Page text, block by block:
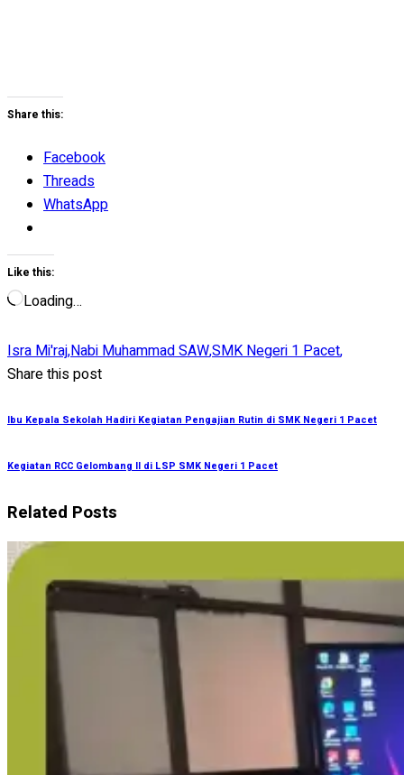
Share this:
Facebook
Threads
WhatsApp
Like this:
Loading…
Isra Mi'raj,Nabi Muhammad SAW,SMK Negeri 1 Pacet,
Share this post
Ibu Kepala Sekolah Hadiri Kegiatan Pengajian Rutin di SMK Negeri 1 Pacet
Kegiatan RCC Gelombang II di LSP SMK Negeri 1 Pacet
Related Posts